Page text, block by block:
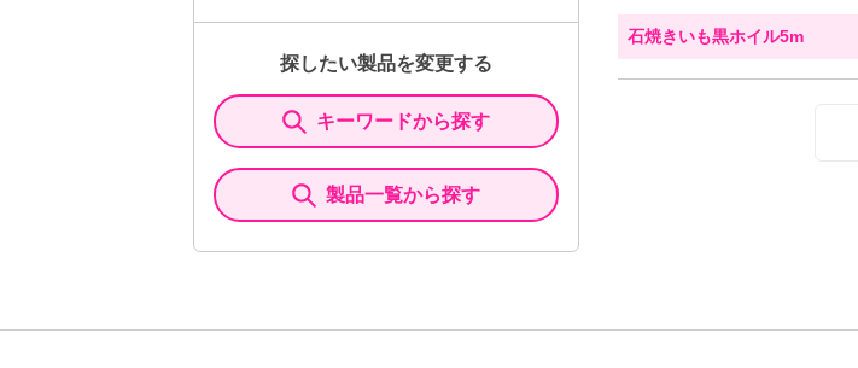
探したい製品を変更する
キーワードから探す
製品一覧から探す
石焼きいも黒ホイル5m